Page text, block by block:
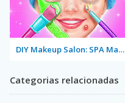
DIY Makeup Salon: SPA Makeover Studio
Categorias relacionadas